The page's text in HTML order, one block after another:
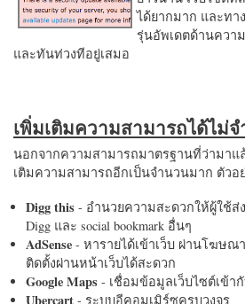
ได้ยากมาก และทา
รุ่นอัพเดตด้านควา
และทันท่วงทีอยู่เสมอ
เพิ่มเติมความสามารถได้ไม่
นอกจากความสามารถมาตรฐานที่ว่ามาแ
เติมความสามารถอีกเป็นจำนวนมาก ตัว
Digg this - อำนวยความสะดวกให้ผู้ใช้ส่
Digg และ social bookmark อื่นๆ
AdSense - หารายได้เข้าเว็บ ผ่านโฆษณา
ติดตั้งผ่านหน้าเว็บได้สะดวก
Google Maps - เชื่อมข้อมูลเว็บไซต์เข้ากั
Ubercart - ระบบอีคอมเมิร์ซครบวงจร